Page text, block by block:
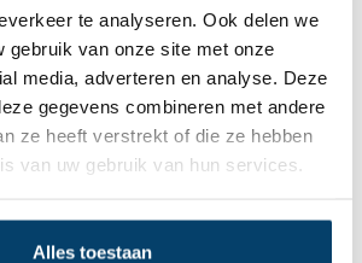
te analyseren. Ook delen we
gebruik van onze site met onze
media, adverteren en analyse. Deze
gegevens combineren met andere
ze heeft verstrekt of die ze hebben
van uw gebruik van hun services.
Alles toestaan